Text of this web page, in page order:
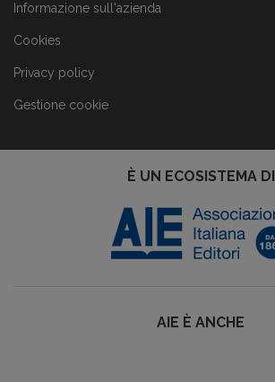
Informazione sull'azienda
Cookies
Privacy policy
Gestione cookie
È UN ECOSISTEMA DI
AIE È ANCHE